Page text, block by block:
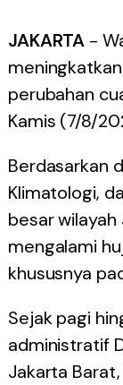
JAKARTA -
perubahan
Kamis (7/8/
Berdasarkan
Klimatologi,
besar
mengalami
khususnya
Sejak pagi
administratif
Jakarta